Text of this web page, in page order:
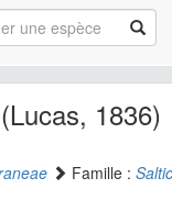
1836)
Famille :